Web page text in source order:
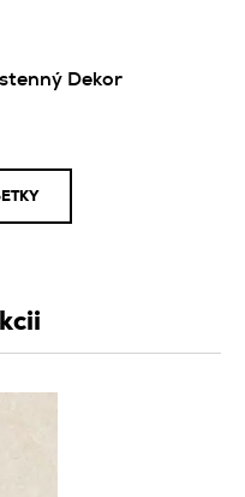
Dekor